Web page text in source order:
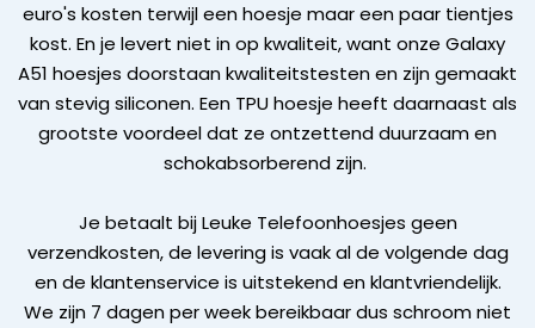
euro's kosten terwijl een hoesje maar een paar tientjes
kost. En je levert niet in op kwaliteit, want onze Galaxy
A51 hoesjes doorstaan kwaliteitstesten en zijn gemaakt
van stevig siliconen. Een TPU hoesje heeft daarnaast als
grootste voordeel dat ze ontzettend duurzaam en
schokabsorberend zijn.
Je betaalt bij Leuke Telefoonhoesjes geen
verzendkosten, de levering is vaak al de volgende dag
en de klantenservice is uitstekend en klantvriendelijk.
We zijn 7 dagen per week bereikbaar dus schroom niet